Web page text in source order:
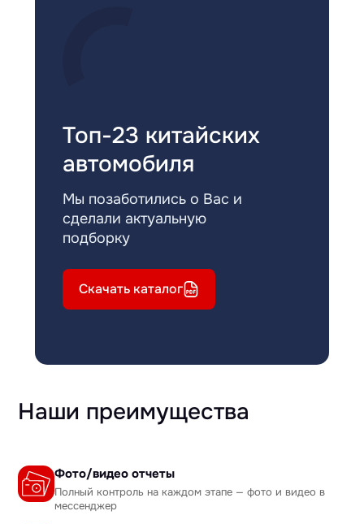
Топ-23 китайских
автомобиля
Мы позаботились о Вас и
сделали актуальную
подборку
Скачать каталог
Наши преимущества
Фото/видео отчеты
Полный контроль на каждом этапе — фото и видео в
мессенджер